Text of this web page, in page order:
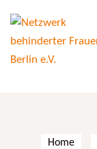
content
Home